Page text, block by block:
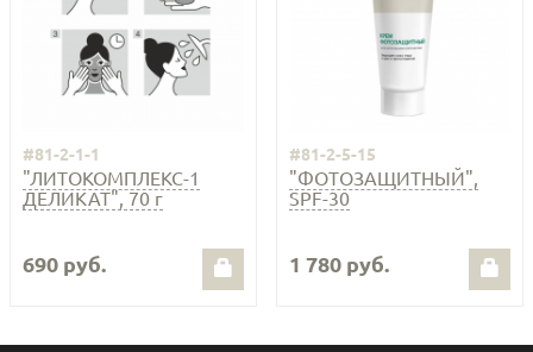
#81-2-1-1
"ЛИТОКОМПЛЕКС-1
ДЕЛИКАТ", 70 г
690 руб.
#81-2-5-15
"ФОТОЗАЩИТНЫЙ",
SPF-30
1 780 руб.